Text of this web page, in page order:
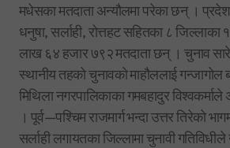
मधेसका मतदाता अन्यौलमा परेका छन् । प्रदेश
धनुषा, सर्लाही, रोत्तहट सहितका ८ जिल्लाका
लाख ६४ हजार ७९२ मतदाता छन् । चुनाव
स्थानीय तहको चुनावको माहौललाई गन्जागोल
मिथिला नगरपालिकाका गमबहादुर विश्वकर्माले
। पूर्व—पश्चिम राजमार्ग भन्दा उत्तर तिरेको
सर्लाही लगायतका जिल्लामा चुनावी गतिविधीले